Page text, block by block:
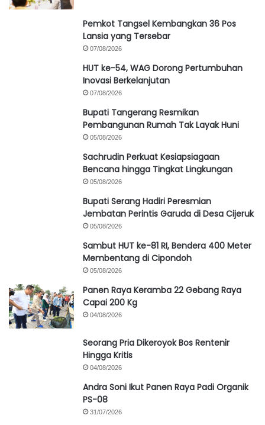
Pemkot Tangsel Kembangkan 36 Pos
Lansia yang Tersebar
07/08/2026
HUT ke-54, WAG Dorong Pertumbuhan
Inovasi Berkelanjutan
07/08/2026
Bupati Tangerang Resmikan
Pembangunan Rumah Tak Layak Huni
05/08/2026
Sachrudin Perkuat Kesiapsiagaan
Bencana hingga Tingkat Lingkungan
05/08/2026
Bupati Serang Hadiri Peresmian
Jembatan Perintis Garuda di Desa Cijeruk
05/08/2026
Sambut HUT ke-81 RI, Bendera 400 Meter
Membentang di Cipondoh
05/08/2026
Panen Raya Keramba 22 Gebang Raya
Capai 200 Kg
04/08/2026
Seorang Pria Dikeroyok Bos Rentenir
Hingga Kritis
04/08/2026
Andra Soni Ikut Panen Raya Padi Organik
PS-08
31/07/2026